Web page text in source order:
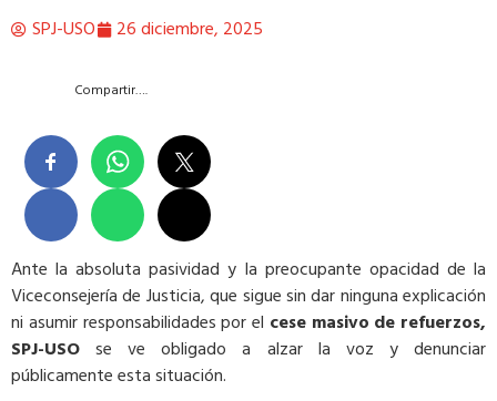
SPJ-USO 26 diciembre, 2025
Compartir….
Ante la absoluta pasividad y la preocupante opacidad de la
Viceconsejería de Justicia, que sigue sin dar ninguna explicación
ni asumir responsabilidades por el cese masivo de refuerzos,
SPJ-USO se ve obligado a alzar la voz y denunciar
públicamente esta situación.